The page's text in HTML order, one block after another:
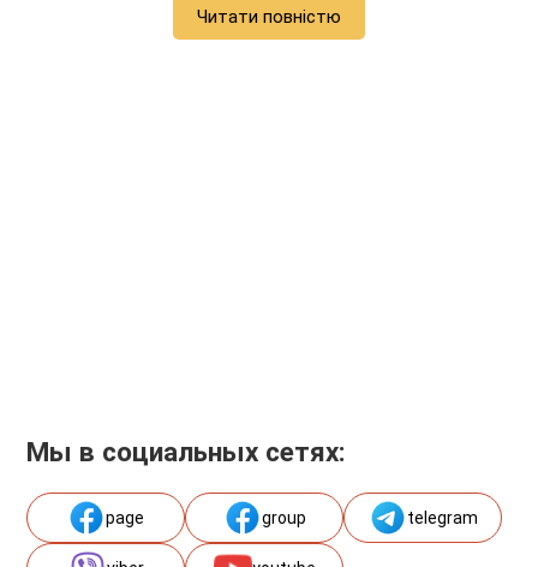
Читати повністю
Мы в социальных сетях:
page group telegram